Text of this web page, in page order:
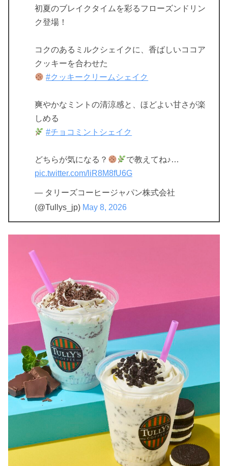
初夏のブレイクタイムを彩るフローズンドリン
ク登場！
コクのあるミルクシェイクに、香ばしいココア
クッキーを合わせた
#クッキークリームシェイク
爽やかなミントの清涼感と、ほどよい甘さが楽
しめる
#チョコミントシェイク
どちらが気になる？
で教えてね♪…
pic.twitter.com/liR8M8fU6G
— タリーズコーヒージャパン株式会社
(@Tullys_jp) May 8, 2026